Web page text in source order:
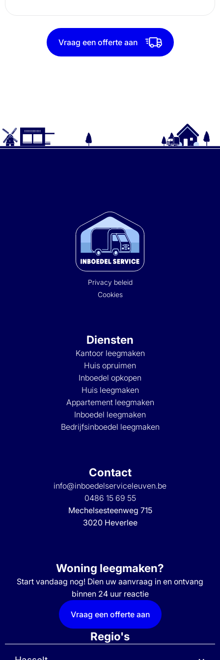
Vraag een offerte aan
Privacy beleid
Cookies
Diensten
Kantoor leegmaken
Huis opruimen
Inboedel opkopen
Huis leegmaken
Appartement leegmaken
Inboedel leegmaken
Bedrijfsinboedel leegmaken
Contact
info@inboedelserviceleuven.be
0486 15 69 55
Mechelsesteenweg 715
3020 Heverlee
Woning leegmaken?
Start vandaag nog! Dien uw aanvraag in en ontvang
binnen 24 uur reactie
Vraag een offerte aan
Regio's